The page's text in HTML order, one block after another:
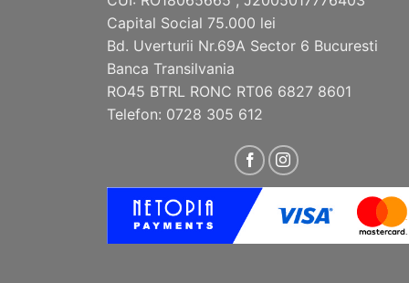
Capital Social 75.000 lei
Bd. Uverturii Nr.69A Sector 6 Bucuresti
Banca Transilvania
RO45 BTRL RONC RT06 6827 8601
Telefon: 0728 305 612